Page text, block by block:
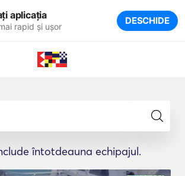
aplicația
rapid și ușor DESCHIDE
întotdeauna echipajul.